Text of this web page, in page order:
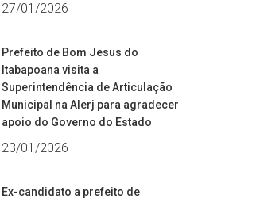
27/01/2026
Prefeito de Bom Jesus do
Itabapoana visita a
Superintendência de Articulação
Municipal na Alerj para agradecer
apoio do Governo do Estado
23/01/2026
Ex-candidato a prefeito de